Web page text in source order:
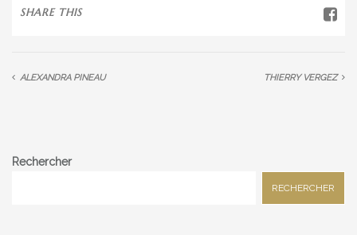
SHARE THIS
ALEXANDRA PINEAU THIERRY VERGEZ
Rechercher
RECHERCHER